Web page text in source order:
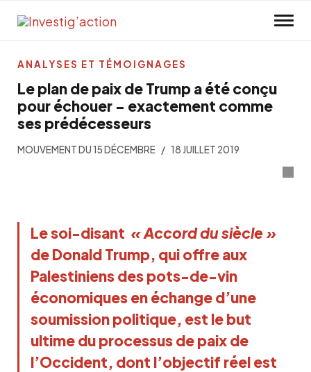
Le plan de paix de Trump a été conçu
pour échouer – exactement comme
ses prédécesseurs
MOUVEMENT DU 15 DÉCEMBRE 18 JUILLET 2019
Le soi-disant « Accord du siècle »
de Donald Trump, qui offre aux
Palestiniens des pots-de-vin
économiques en échange d’une
soumission politique, est le but
ultime du processus de paix de
l’Occident, dont l’objectif réel est
ANALYSES ET TÉMOIGNAGES